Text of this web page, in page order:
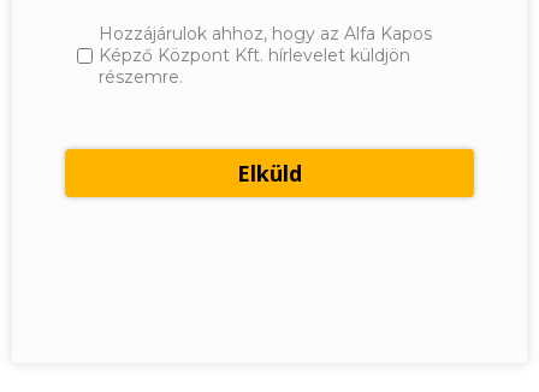
Hozzájárulok ahhoz, hogy az Alfa Kapos
Képző Központ Kft. hírlevelet küldjön
részemre.